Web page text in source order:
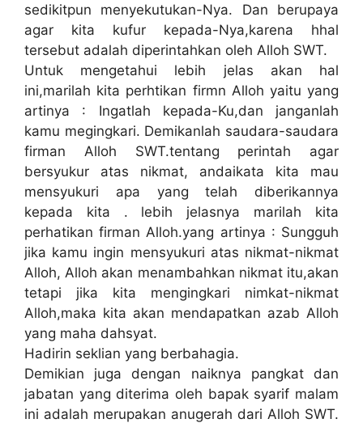
sedikitpun menyekutukan-Nya. Dan berupaya
agar kita kufur kepada-Nya,karena hhal
tersebut adalah diperintahkan oleh Alloh SWT.
Untuk mengetahui lebih jelas akan hal
ini,marilah kita perhtikan firmn Alloh yaitu yang
artinya : Ingatlah kepada-Ku,dan janganlah
kamu megingkari. Demikanlah saudara-saudara
firman Alloh SWT.tentang perintah agar
bersyukur atas nikmat, andaikata kita mau
mensyukuri apa yang telah diberikannya
kepada kita . lebih jelasnya marilah kita
perhatikan firman Alloh.yang artinya : Sungguh
jika kamu ingin mensyukuri atas nikmat-nikmat
Alloh, Alloh akan menambahkan nikmat itu,akan
tetapi jika kita mengingkari nimkat-nikmat
Alloh,maka kita akan mendapatkan azab Alloh
yang maha dahsyat.
Hadirin seklian yang berbahagia.
Demikian juga dengan naiknya pangkat dan
jabatan yang diterima oleh bapak syarif malam
ini adalah merupakan anugerah dari Alloh SWT.